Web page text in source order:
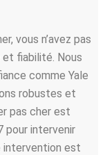
vous n’avez pas
fiabilité. Nous
comme Yale
robustes et
pas cher est
pour intervenir
intervention est